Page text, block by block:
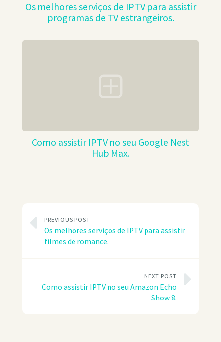
Os melhores serviços de IPTV para assistir
programas de TV estrangeiros.
Como assistir IPTV no seu Google Nest
Hub Max.
PREVIOUS POST
Os melhores serviços de IPTV para assistir
filmes de romance.
NEXT POST
Como assistir IPTV no seu Amazon Echo
Show 8.